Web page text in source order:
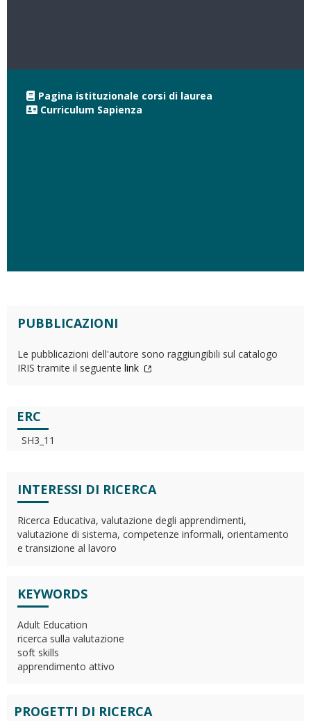
Pagina istituzionale corsi di laurea
Curriculum Sapienza
PUBBLICAZIONI
Le pubblicazioni dell'autore sono raggiungibili sul catalogo
IRIS tramite il seguente link
ERC
SH3_11
INTERESSI DI RICERCA
Ricerca Educativa, valutazione degli apprendimenti,
valutazione di sistema, competenze informali, orientamento
e transizione al lavoro
KEYWORDS
Adult Education
ricerca sulla valutazione
soft skills
apprendimento attivo
PROGETTI DI RICERCA